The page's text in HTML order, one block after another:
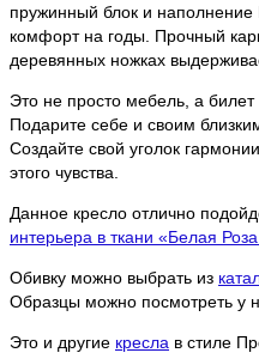
пружинный блок и
комфорт на годы. Прочный
деревянных ножках
Это не просто мебель, а билет
Подарите себе и своим
Создайте свой уголок
этого чувства.
Данное кресло отлично
интерьера в ткани «Белая
Обивку можно выбрать из
Образцы можно посмотреть у
Это и другие кресла в стиле